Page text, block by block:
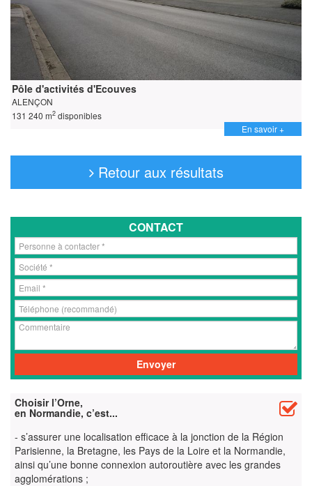
Pôle d'activités d'Ecouves
ALENÇON
131 240 m2 disponibles
En savoir +
Retour aux résultats
CONTACT
Choisir l’Orne,
en Normandie, c’est...
- s’assurer une localisation efficace à la jonction de la Région
Parisienne, la Bretagne, les Pays de la Loire et la Normandie,
ainsi qu’une bonne connexion autoroutière avec les grandes
agglomérations ;